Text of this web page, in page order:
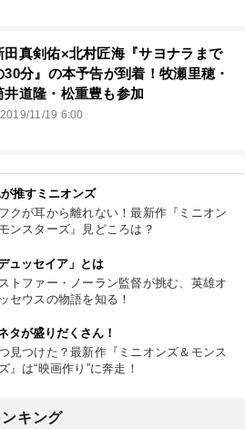
田真剣佑×北村匠海『サヨナラまで
30分』の本予告が到着！牧瀬里穂・
井道隆・松重豊も参加
2019/11/19 6:00
推すミニオンズ
クが耳から離れない！最新作『ミニオン
ンスターズ』見どころは？
デュッセイア」とは
トファー・ノーラン監督が挑む、英雄オ
セウスの物語を知る！
タが盛りだくさん！
見つけた？最新作『ミニオンズ＆モンス
』は“映画作り”に奔走！
キング